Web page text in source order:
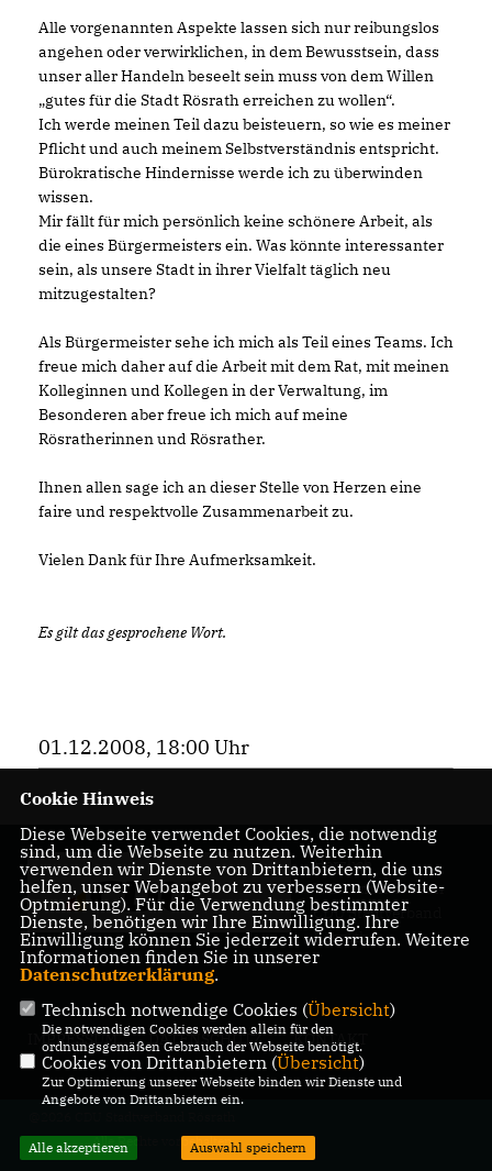
Alle vorgenannten Aspekte lassen sich nur reibungslos
angehen oder verwirklichen, in dem Bewusstsein, dass
unser aller Handeln beseelt sein muss von dem Willen
gutes für die Stadt Rösrath erreichen zu wollen“.
Ich werde meinen Teil dazu beisteuern, so wie es meiner
Pflicht und auch meinem Selbstverständnis entspricht.
Bürokratische Hindernisse werde ich zu überwinden
wissen.
Mir fällt für mich persönlich keine schönere Arbeit, als
die eines Bürgermeisters ein. Was könnte interessanter
sein, als unsere Stadt in ihrer Vielfalt täglich neu
mitzugestalten?
Als Bürgermeister sehe ich mich als Teil eines Teams. Ich
freue mich daher auf die Arbeit mit dem Rat, mit meinen
Kolleginnen und Kollegen in der Verwaltung, im
Besonderen aber freue ich mich auf meine
Rösratherinnen und Rösrather.
Ihnen allen sage ich an dieser Stelle von Herzen eine
faire und respektvolle Zusammenarbeit zu.
Vielen Dank für Ihre Aufmerksamkeit.
Es gilt das gesprochene Wort.
01.12.2008, 18:00 Uhr
Herzlich
Willkommen beim
CDU Stadtverband
Rösrath
IMPRESSUM DATENSCHUTZ KONTAKT
Alle Rechte vorbehalten.
Cookie Hinweis
Diese Webseite verwendet Cookies, die notwendig
sind, um die Webseite zu nutzen. Weiterhin
verwenden wir Dienste von Drittanbietern, die uns
helfen, unser Webangebot zu verbessern (Website-
Optmierung). Für die Verwendung bestimmter
Dienste, benötigen wir Ihre Einwilligung. Ihre
Einwilligung können Sie jederzeit widerrufen. Weitere
Informationen finden Sie in unserer
Datenschutzerklärung.
Technisch notwendige Cookies (Übersicht)
Die notwendigen Cookies werden allein für den
ordnungsgemäßen Gebrauch der Webseite benötigt.
Cookies von Drittanbietern (Übersicht)
Zur Optimierung unserer Webseite binden wir Dienste und
Angebote von Drittanbietern ein.
Alle akzeptieren Auswahl speichern